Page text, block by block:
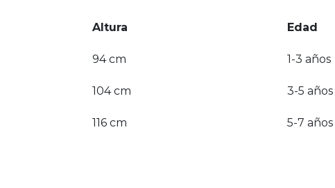
Altura Edad
94 cm 1-3 años
104 cm 3-5 años
116 cm 5-7 años